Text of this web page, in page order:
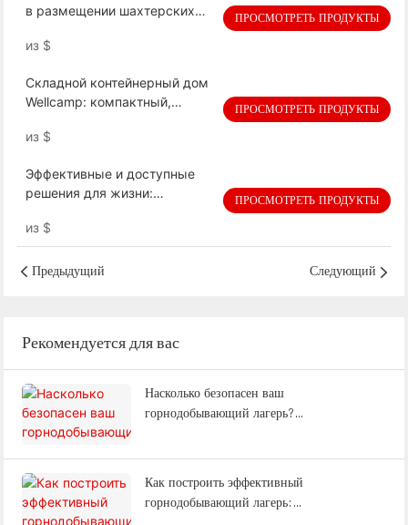
в размещении шахтерских
воздействия на окружающую
из $
ПРОСМОТРЕТЬ ПРОДУКТЫ
Складной контейнерный дом
Wellcamp: компактный,
монтаж для универсальных и
жизни
из $
ПРОСМОТРЕТЬ ПРОДУКТЫ
Эффективные и доступные
решения для жизни:
домик MEGA площадью 20 м2
от WELLCAMP для офиса и
проживания
из $
ПРОСМОТРЕТЬ ПРОДУКТЫ
Предыдущий Следующий
Рекомендуется для вас
Насколько безопасен ваш
горнодобывающий лагерь?
WELLCAMP
Как построить эффективный
горнодобывающий лагерь: